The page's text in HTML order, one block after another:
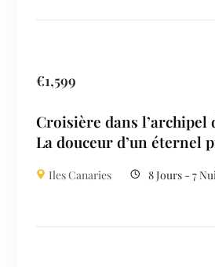
€1,599
Croisière dans l’archipel
La douceur d’un éternel
Iles Canaries 8 Jours - 7